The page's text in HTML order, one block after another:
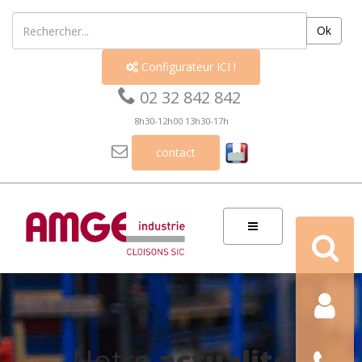
Ok
 Configurateur ICI !
 02 32 842 842
8h30-12h00 13h30-17h
 contact